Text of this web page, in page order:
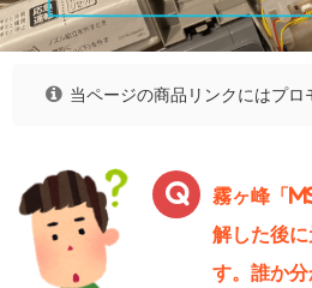
当ページの商品リンクにはプロ
霧ヶ峰「
解した後
す。誰か